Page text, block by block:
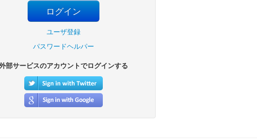
ユーザ登録
パスワードヘルパー
部サービスのアカウントでログインする